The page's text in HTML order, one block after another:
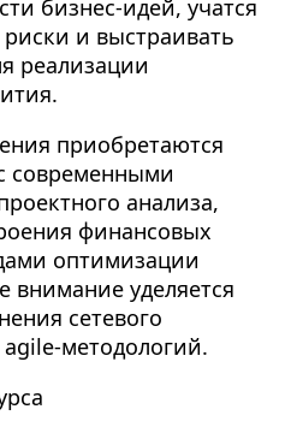
бизнес-идей, учатся
и выстраивать
реализации
приобретаются
современными
анализа,
финансовых
оптимизации
внимание уделяется
сетевого
методологий.